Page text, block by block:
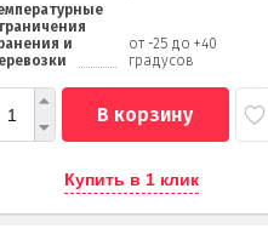
и
от -25 до +40
градусов
В корзину
Купить в 1 клик